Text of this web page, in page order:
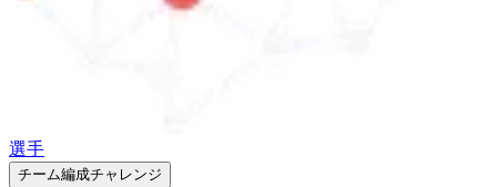
選手
チーム編成チャレンジ